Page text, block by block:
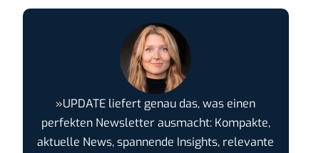
»UPDATE liefert genau das, was einen
perfekten Newsletter ausmacht: Kompakte,
aktuelle News, spannende Insights, relevante